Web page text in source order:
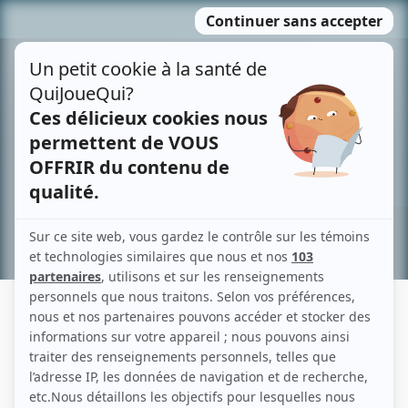
MENU
contenu
Recherche avancée »
LINDA GRIFFITHS
Liens
Fiche de Linda Griffiths sur Showbizz.net